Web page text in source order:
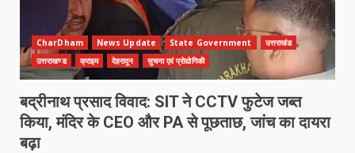
CharDham News Update State Government
उत्तराखंड
उत्तराखण्ड
क्राइम देहरादून सुचना एवं प्रोद्योगिकी
बद्रीनाथ प्रसाद विवाद: SIT ने CCTV फुटेज जब्त
किया, मंदिर के CEO और PA से पूछताछ, जांच का दायरा
बढ़ा